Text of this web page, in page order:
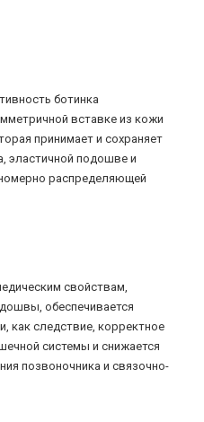
ботинка
вставке из кожи
принимает и сохраняет
эластичной подошве и
распределяющей
свойствам,
обеспечивается
как следствие, корректное
системы и снижается
позвоночника и связочно-